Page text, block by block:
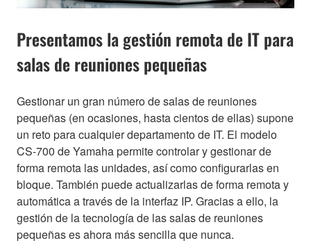
Presentamos la gestión remota de IT para
salas de reuniones pequeñas
Gestionar un gran número de salas de reuniones
pequeñas (en ocasiones, hasta cientos de ellas) supone
un reto para cualquier departamento de IT. El modelo
CS-700 de Yamaha permite controlar y gestionar de
forma remota las unidades, así como configurarlas en
bloque. También puede actualizarlas de forma remota y
automática a través de la interfaz IP. Gracias a ello, la
gestión de la tecnología de las salas de reuniones
pequeñas es ahora más sencilla que nunca.